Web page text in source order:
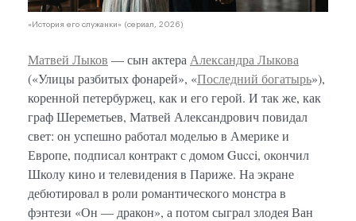
«История его служанки» (сериал, 2026)
Матвей Лыков — сын актера Александра Лыкова
(«Улицы разбитых фонарей», «Последний богатырь»),
коренной петербуржец, как и его герой. И так же, как
граф Шереметьев, Матвей Александрович повидал
свет: он успешно работал моделью в Америке и
Европе, подписал контракт с домом Gucci, окончил
Школу кино и телевидения в Париже. На экране
дебютировал в роли романтического монстра в
фэнтези «Он — дракон», а потом сыграл злодея Ван